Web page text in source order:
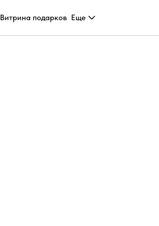
Витрина подарков Еще